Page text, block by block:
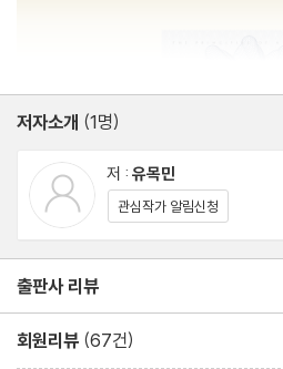
이제 막 투자를 시작하는 입문자부
지, 자기만의 관점을 정립하고 주식 인
주가 상승의 원리와 투자의 메커니즘/
단계. 지식을 깨우는 트리거 ‘시그널
없다/ 4단계. 생각대로 돌아가는지 ‘
트, 변화를 ‘감지’하라/ 6단계. ‘대응’
성장의 밑거름/ 8단계. 이 모든 노력의 ‘
02 없다가 생긴 것, 있다가 사라진 것
단 한 종목만 살 수 있다면?/ 역사는
저자소개 (1명)
저 : 유목민
관심작가 알림신청
출판사 리뷰
회원리뷰 (67건)